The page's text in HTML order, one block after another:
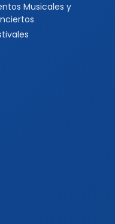
Musicales y